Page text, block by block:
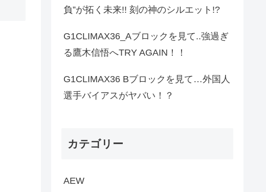
負”が拓く未来!! 刻の神のシルエット!?
G1CLIMAX36_Aブロックを見て..強過ぎ
る鷹木信悟へTRY AGAIN！！
G1CLIMAX36 Bブロックを見て…外国人
選手バイアスがヤバい！？
カテゴリー
AEW